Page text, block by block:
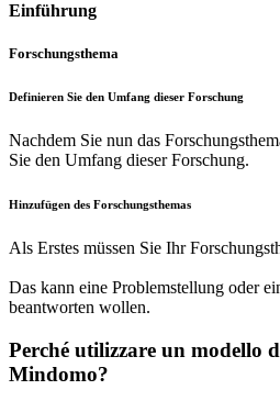
Einführung
Forschungsthema
Definieren Sie den Umfang dieser Forschung
Nachdem Sie nun das
Sie den Umfang dieser Forschung.
Hinzufügen des Forschungsthemas
Als Erstes müssen Sie Ihr
Das kann eine Problemstellung oder
beantworten wollen.
Perché utilizzare un modello
Mindomo?